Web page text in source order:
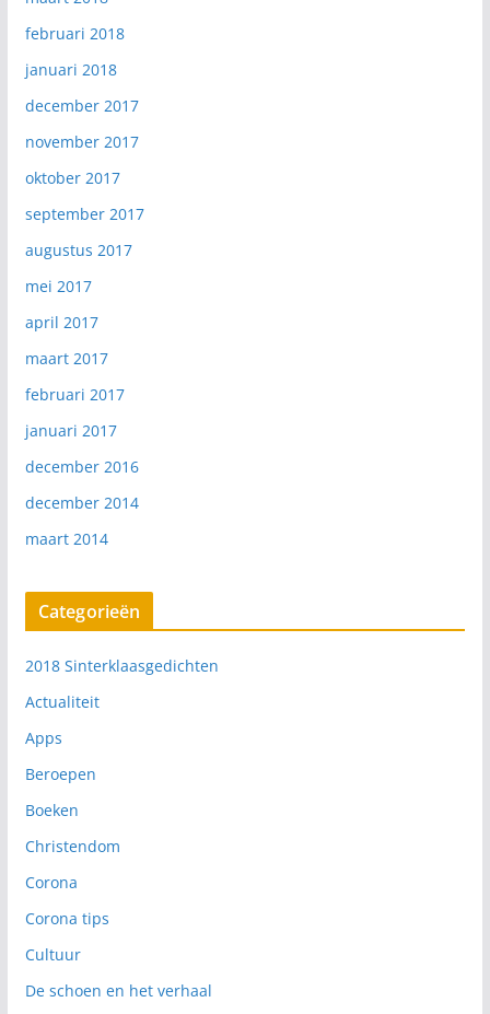
februari 2018
januari 2018
december 2017
november 2017
oktober 2017
september 2017
augustus 2017
mei 2017
april 2017
maart 2017
februari 2017
januari 2017
december 2016
december 2014
maart 2014
Categorieën
2018 Sinterklaasgedichten
Actualiteit
Apps
Beroepen
Boeken
Christendom
Corona
Corona tips
Cultuur
De schoen en het verhaal